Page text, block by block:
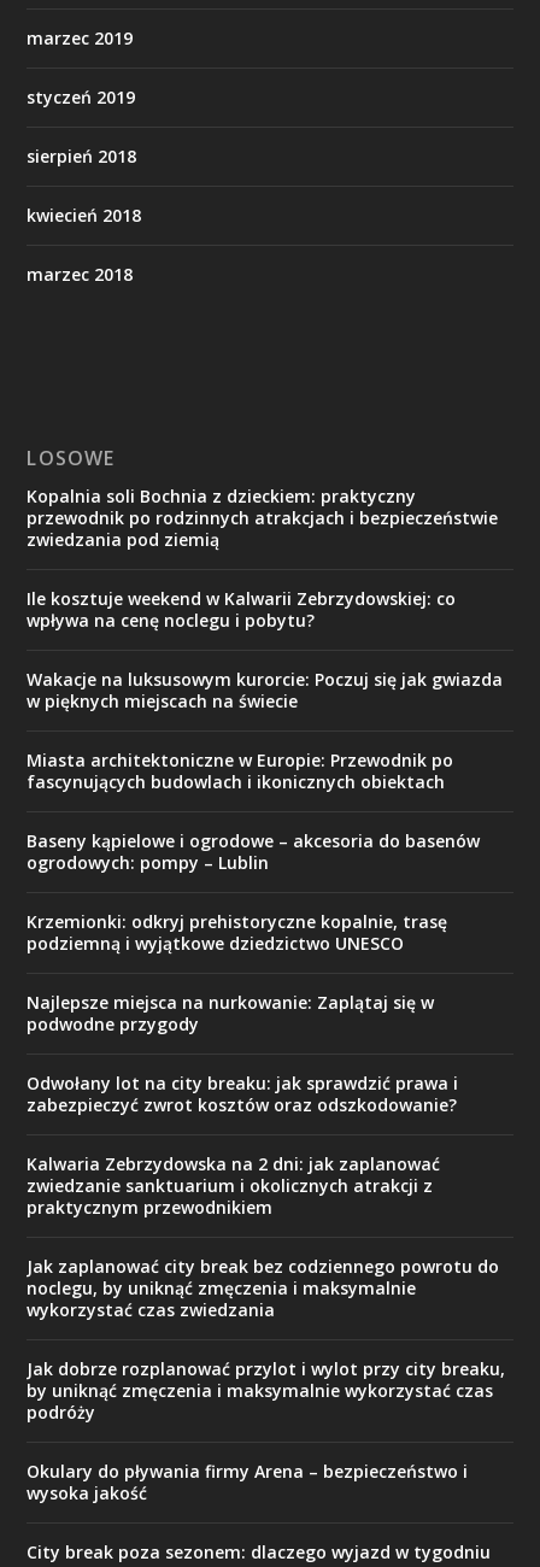
marzec 2019
styczeń 2019
sierpień 2018
kwiecień 2018
marzec 2018
LOSOWE
Kopalnia soli Bochnia z dzieckiem: praktyczny
przewodnik po rodzinnych atrakcjach i bezpieczeństwie
zwiedzania pod ziemią
Ile kosztuje weekend w Kalwarii Zebrzydowskiej: co
wpływa na cenę noclegu i pobytu?
Wakacje na luksusowym kurorcie: Poczuj się jak gwiazda
w pięknych miejscach na świecie
Miasta architektoniczne w Europie: Przewodnik po
fascynujących budowlach i ikonicznych obiektach
Baseny kąpielowe i ogrodowe – akcesoria do basenów
ogrodowych: pompy – Lublin
Krzemionki: odkryj prehistoryczne kopalnie, trasę
podziemną i wyjątkowe dziedzictwo UNESCO
Najlepsze miejsca na nurkowanie: Zaplątaj się w
podwodne przygody
Odwołany lot na city breaku: jak sprawdzić prawa i
zabezpieczyć zwrot kosztów oraz odszkodowanie?
Kalwaria Zebrzydowska na 2 dni: jak zaplanować
zwiedzanie sanktuarium i okolicznych atrakcji z
praktycznym przewodnikiem
Jak zaplanować city break bez codziennego powrotu do
noclegu, by uniknąć zmęczenia i maksymalnie
wykorzystać czas zwiedzania
Jak dobrze rozplanować przylot i wylot przy city breaku,
by uniknąć zmęczenia i maksymalnie wykorzystać czas
podróży
Okulary do pływania firmy Arena – bezpieczeństwo i
wysoka jakość
City break poza sezonem: dlaczego wyjazd w tygodniu